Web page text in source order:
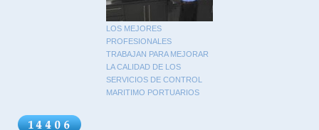
LOS MEJORES
PROFESIONALES
TRABAJAN PARA MEJORAR
LA CALIDAD DE LOS
SERVICIOS DE CONTROL
MARITIMO PORTUARIOS